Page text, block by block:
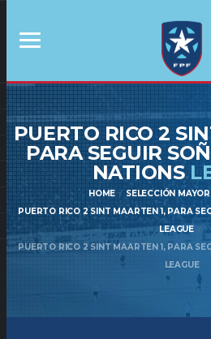
PUERTO RICO 2
PARA SEGUIR
NATIONS
HOME
SELECCIÓN
PUERTO RICO 2 SINT MAARTEN 1, PARA
LEAGUE
PUERTO RICO 2 SINT MAARTEN 1, PARA
LEAGUE